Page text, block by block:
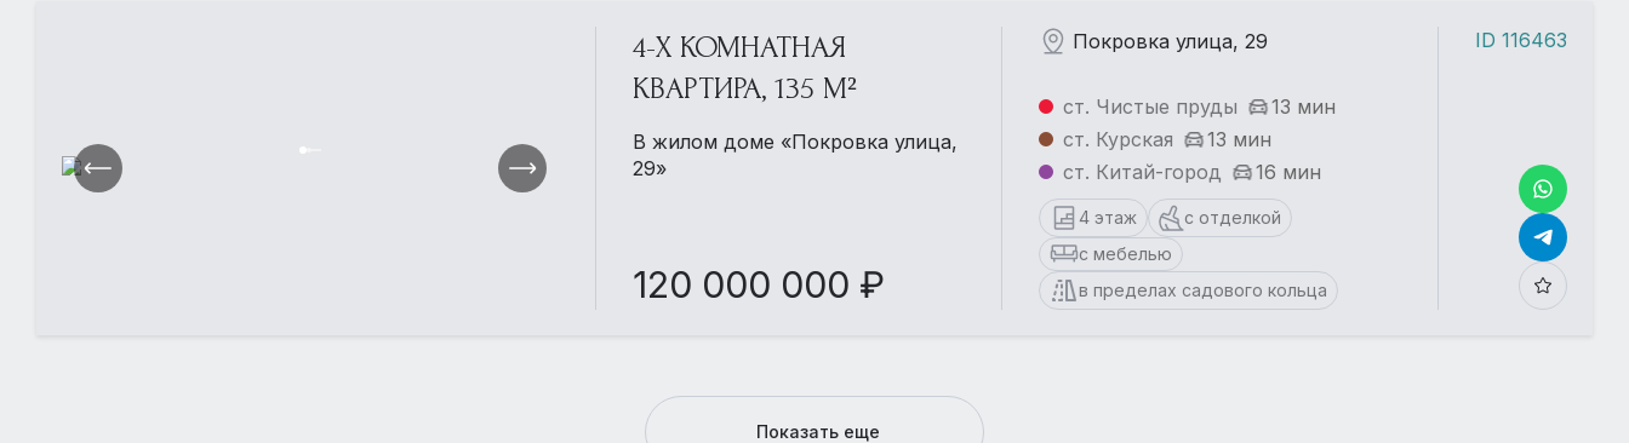
4-Х КОМНАТНАЯ
КВАРТИРА, 135 М²
В жилом доме «Покровка улица,
29»
120 000 000 ₽
Покровка улица, 29
ст. Чистые пруды
13 мин
ст. Курская
13 мин
ст. Китай-город
16 мин
4 этаж
с отделкой
с мебелью
в пределах садового кольца
ID 116463
Показать еще